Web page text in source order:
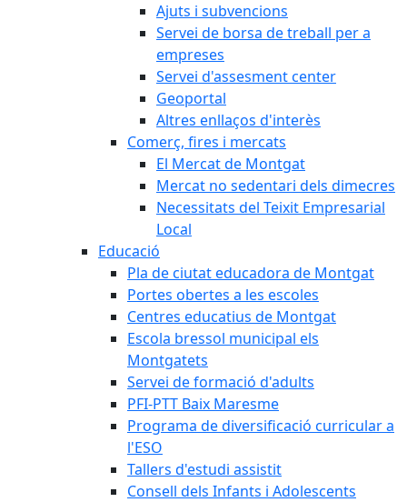
Ajuts i subvencions
Servei de borsa de treball per a
empreses
Servei d'assesment center
Geoportal
Altres enllaços d'interès
Comerç, fires i mercats
El Mercat de Montgat
Mercat no sedentari dels dimecres
Necessitats del Teixit Empresarial
Local
Educació
Pla de ciutat educadora de Montgat
Portes obertes a les escoles
Centres educatius de Montgat
Escola bressol municipal els
Montgatets
Servei de formació d'adults
PFI-PTT Baix Maresme
Programa de diversificació curricular a
l'ESO
Tallers d'estudi assistit
Consell dels Infants i Adolescents